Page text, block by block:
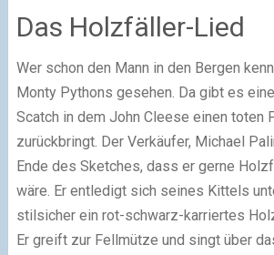
Das Holzfäller-Lied
Wer schon den Mann in den Bergen
Monty Pythons gesehen. Da gibt es
Scatch in dem John Cleese einen toten
zurückbringt. Der Verkäufer, Michael
Ende des Sketches, dass er gerne
wäre. Er entledigt sich seines Kittels
stilsicher ein rot-schwarz-karriertes
Er greift zur Fellmütze und singt über